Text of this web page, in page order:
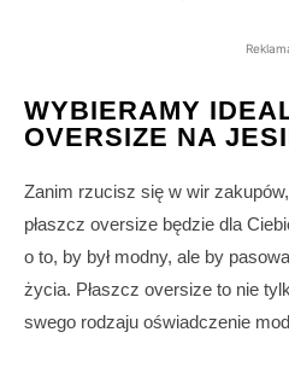
WYBIERAMY
OVERSIZE NA
Zanim rzucisz się w wir
płaszcz oversize będzie dla
o to, by był modny, ale by
życia. Płaszcz oversize to nie
swego rodzaju oświadczenie